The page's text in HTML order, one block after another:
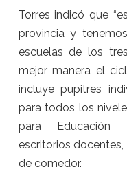
Torres indicó que
provincia y
escuelas de los
mejor manera el
incluye pupitres
para todos los
para Educación
escritorios
de comedor.